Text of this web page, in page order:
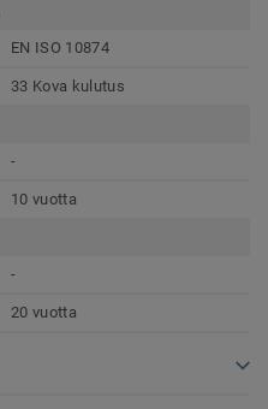
EN ISO 10874
33 Kova kulutus
-
10 vuotta
-
20 vuotta